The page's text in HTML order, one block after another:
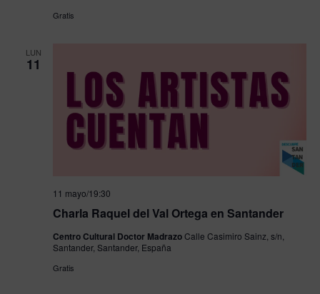
Gratis
LUN
11
Charla Raquel del Val Ortega en Santander
11 mayo/19:30
Centro Cultural Doctor MadrazoCalle Casimiro Sainz, s/n,
Santander, Santander, España
Gratis